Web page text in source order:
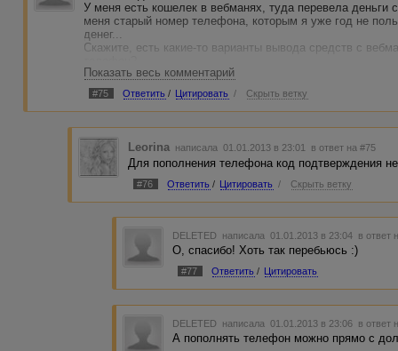
У меня есть кошелек в вебманях, туда перевела деньги
меня старый номер телефона, которым я уже год не
денег...
Скажите, есть какие-то варианты вывода средств с
(хотела хоть куда-нибудь вывести эту сумму, а дальше
Показать весь комментарий
#75 Ответить / Цитировать / Скрыть ветку
Leorina написала 01.01.2013 в 23:01 в ответ на #75
Для пополнения телефона код подтверждения
#76 Ответить / Цитировать / Скрыть ветку
DELETED написала 01.01.2013 в 23:04 в ответ
О, спасибо! Хоть так перебьюсь :)
#77 Ответить / Цитировать
DELETED написала 01.01.2013 в 23:06 в ответ
А пополнять телефон можно прямо с